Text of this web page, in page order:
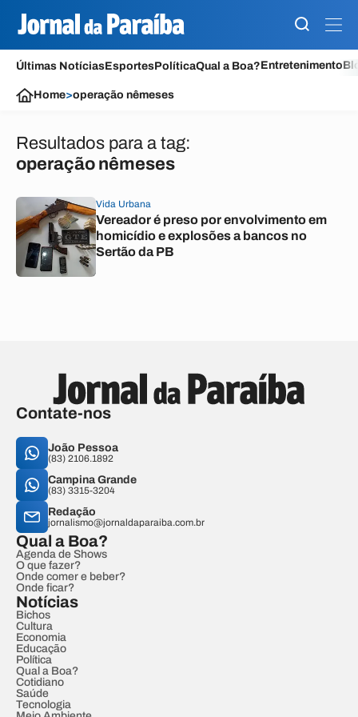
Últimas NotíciasEsportesPolíticaQual a Boa?Entretenimento
Home>operação nêmeses
Resultados para a tag:
operação nêmeses
Vida Urbana
Vereador é preso por envolvimento em
homicídio e explosões a bancos no
Sertão da PB
Contate-nos
João Pessoa
(83) 2106.1892
Campina Grande
(83) 3315-3204
Redação
jornalismo@jornaldaparaiba.com.br
Qual a Boa?
Agenda de Shows
O que fazer?
Onde comer e beber?
Onde ficar?
Notícias
Bichos
Cultura
Economia
Educação
Política
Qual a Boa?
Cotidiano
Saúde
Tecnologia